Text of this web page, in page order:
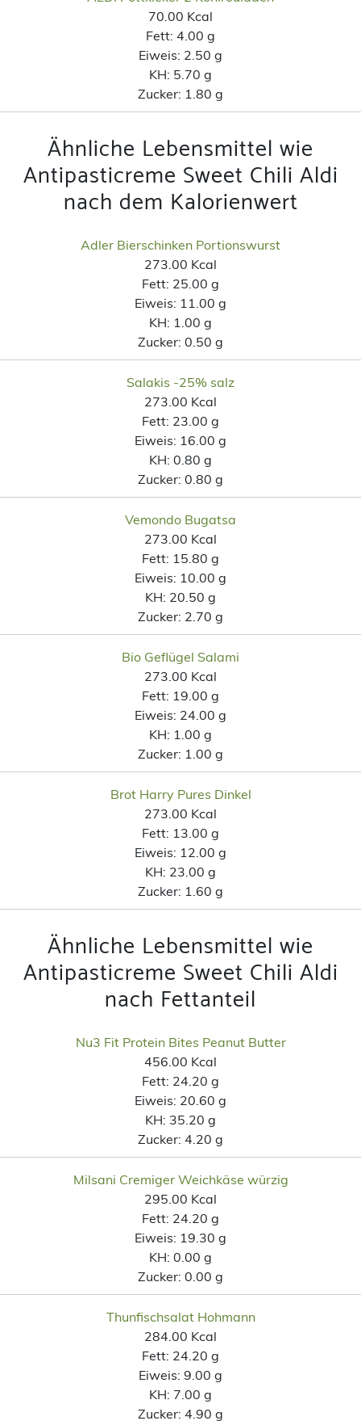
70.00 Kcal
Fett: 4.00 g
Eiweis: 2.50 g
KH: 5.70 g
Zucker: 1.80 g
Ähnliche Lebensmittel wie
Antipasticreme Sweet Chili Aldi
nach dem Kalorienwert
Adler Bierschinken Portionswurst
273.00 Kcal
Fett: 25.00 g
Eiweis: 11.00 g
KH: 1.00 g
Zucker: 0.50 g
Salakis -25% salz
273.00 Kcal
Fett: 23.00 g
Eiweis: 16.00 g
KH: 0.80 g
Zucker: 0.80 g
Vemondo Bugatsa
273.00 Kcal
Fett: 15.80 g
Eiweis: 10.00 g
KH: 20.50 g
Zucker: 2.70 g
Bio Geflügel Salami
273.00 Kcal
Fett: 19.00 g
Eiweis: 24.00 g
KH: 1.00 g
Zucker: 1.00 g
Brot Harry Pures Dinkel
273.00 Kcal
Fett: 13.00 g
Eiweis: 12.00 g
KH: 23.00 g
Zucker: 1.60 g
Ähnliche Lebensmittel wie
Antipasticreme Sweet Chili Aldi
nach Fettanteil
Nu3 Fit Protein Bites Peanut Butter
456.00 Kcal
Fett: 24.20 g
Eiweis: 20.60 g
KH: 35.20 g
Zucker: 4.20 g
Milsani Cremiger Weichkäse würzig
295.00 Kcal
Fett: 24.20 g
Eiweis: 19.30 g
KH: 0.00 g
Zucker: 0.00 g
Thunfischsalat Hohmann
284.00 Kcal
Fett: 24.20 g
Eiweis: 9.00 g
KH: 7.00 g
Zucker: 4.90 g